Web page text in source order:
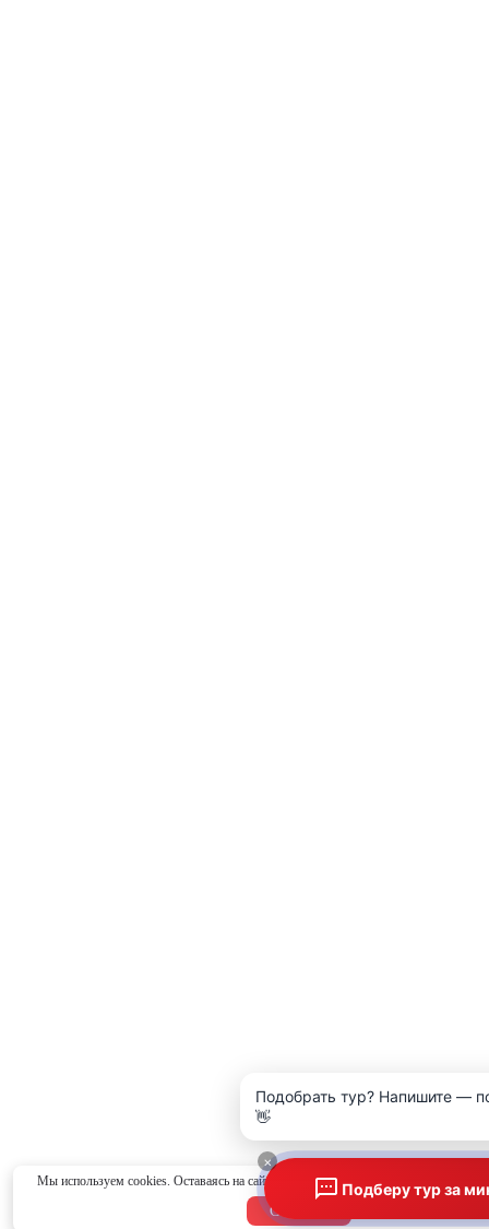
Мы используем cookies. Оставаясь на сайте, вы соглашаетесь с
Согласен
Подберу тур за
×
Подобрать тур? Напишите —
👋